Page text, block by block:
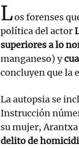
Los forenses
política del actor
superiores a lo
manganeso) y
concluyen que la
La autopsia se
Instrucción
su mujer,
delito de